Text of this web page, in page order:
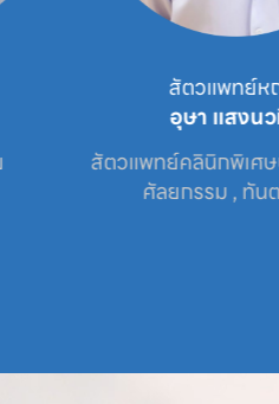
สัตวแพทย์ห
อุษา แสงนว
สัตวแพทย์คลินิกพิเศษ
ศัลยกรรม , ทัน